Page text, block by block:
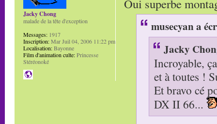
Oui superbe
musecyan a
Jacky
Incroyable,
et à toutes !
Et bravo cé
DX II 66...
Jacky Chong
malade de la tête d'exception
Messages: 1917
Inscription:Mar Juil 04, 2006 11:22 pm
Localisation:Bayonne
Film d'animation culte:Princesse
Stéréonoké